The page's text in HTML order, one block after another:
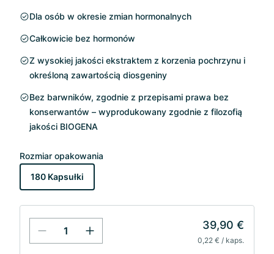
Dla osób w okresie zmian hormonalnych
Całkowicie bez hormonów
Z wysokiej jakości ekstraktem z korzenia pochrzynu i
określoną zawartością diosgeniny
Bez barwników, zgodnie z przepisami prawa bez
konserwantów – wyprodukowany zgodnie z filozofią
jakości BIOGENA
Rozmiar opakowania
180 Kapsułki
39,90 €
0,22 € / kaps.